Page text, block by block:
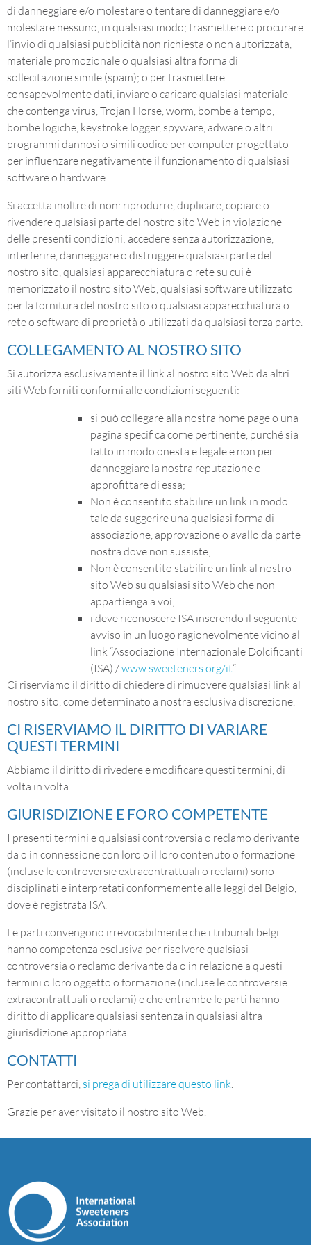
di danneggiare e/o molestare o tentare di danneggiare e/o
molestare nessuno, in qualsiasi modo; trasmettere o procurare
l’invio di qualsiasi pubblicità non richiesta o non autorizzata,
materiale promozionale o qualsiasi altra forma di
sollecitazione simile (spam); o per trasmettere
consapevolmente dati, inviare o caricare qualsiasi materiale
che contenga virus, Trojan Horse, worm, bombe a tempo,
bombe logiche, keystroke logger, spyware, adware o altri
programmi dannosi o simili codice per computer progettato
per influenzare negativamente il funzionamento di qualsiasi
software o hardware.
Si accetta inoltre di non: riprodurre, duplicare, copiare o
rivendere qualsiasi parte del nostro sito Web in violazione
delle presenti condizioni; accedere senza autorizzazione,
interferire, danneggiare o distruggere qualsiasi parte del
nostro sito, qualsiasi apparecchiatura o rete su cui è
memorizzato il nostro sito Web, qualsiasi software utilizzato
per la fornitura del nostro sito o qualsiasi apparecchiatura o
rete o software di proprietà o utilizzati da qualsiasi terza parte.
COLLEGAMENTO AL NOSTRO SITO
Si autorizza esclusivamente il link al nostro sito Web da altri
siti Web forniti conformi alle condizioni seguenti:
si può collegare alla nostra home page o una
pagina specifica come pertinente, purché sia
fatto in modo onesta e legale e non per
danneggiare la nostra reputazione o
approfittare di essa;
Non è consentito stabilire un link in modo
tale da suggerire una qualsiasi forma di
associazione, approvazione o avallo da parte
nostra dove non sussiste;
Non è consentito stabilire un link al nostro
sito Web su qualsiasi sito Web che non
appartienga a voi;
i deve riconoscere ISA inserendo il seguente
avviso in un luogo ragionevolmente vicino al
link “Associazione Internazionale Dolcificanti
(ISA) /www.sweeteners.org/it“.
Ci riserviamo il diritto di chiedere di rimuovere qualsiasi link al
nostro sito, come determinato a nostra esclusiva discrezione.
CI RISERVIAMO IL DIRITTO DI VARIARE
QUESTI TERMINI
Abbiamo il diritto di rivedere e modificare questi termini, di
volta in volta.
GIURISDIZIONE E FORO COMPETENTE
I presenti termini e qualsiasi controversia o reclamo derivante
da o in connessione con loro o il loro contenuto o formazione
(incluse le controversie extracontrattuali o reclami) sono
disciplinati e interpretati conformemente alle leggi del Belgio,
dove è registrata ISA.
Le parti convengono irrevocabilmente che i tribunali belgi
hanno competenza esclusiva per risolvere qualsiasi
controversia o reclamo derivante da o in relazione a questi
termini o loro oggetto o formazione (incluse le controversie
extracontrattuali o reclami) e che entrambe le parti hanno
diritto di applicare qualsiasi sentenza in qualsiasi altra
giurisdizione appropriata.
CONTATTI
Per contattarci, si prega di utilizzare questo link
Grazie per aver visitato il nostro sito Web.